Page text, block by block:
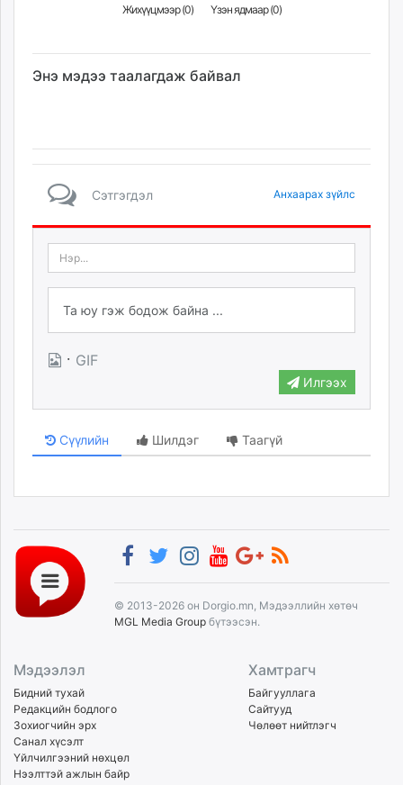
Жихүүцмээр (0) Үзэн ядмаар (0)
Энэ мэдээ таалагдаж байвал
Сэтгэгдэл Анхаарах зүйлс
· GIF
Илгээх
Сүүлийн Шилдэг Таагүй
© 2013-2026 он Dorgio.mn, Мэдээллийн хөтөч
MGL Media Group бүтээсэн.
Мэдээлэл
Бидний тухай
Редакцийн бодлого
Зохиогчийн эрх
Санал хүсэлт
Үйлчилгээний нөхцөл
Нээлттэй ажлын байр
Хамтрагч
Байгууллага
Сайтууд
Чөлөөт нийтлэгч